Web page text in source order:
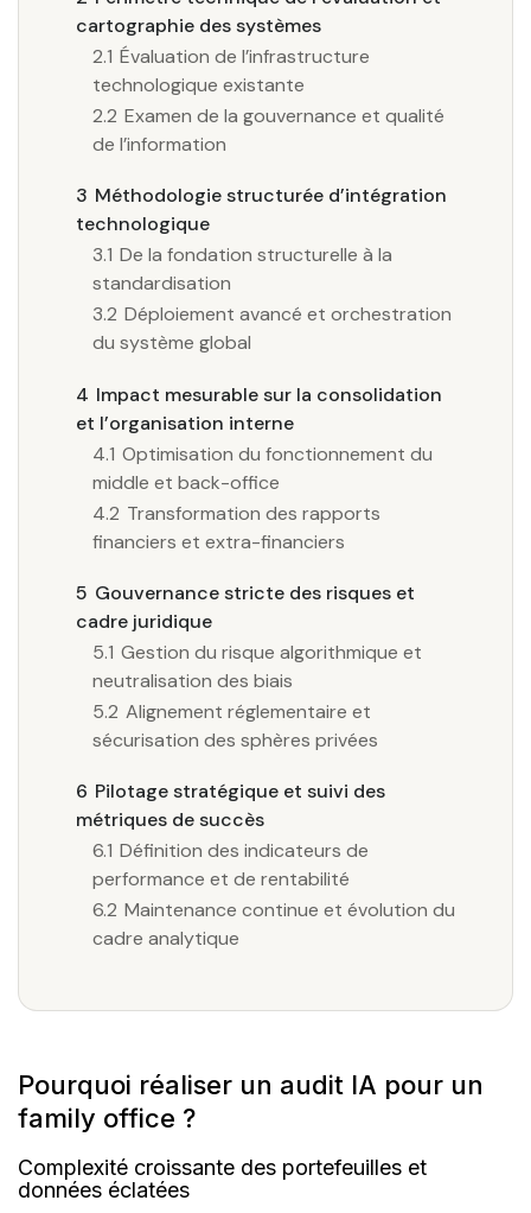
cartographie des systèmes
2.1 Évaluation de l’infrastructure
technologique existante
2.2 Examen de la gouvernance et qualité
de l’information
3 Méthodologie structurée d’intégration
technologique
3.1 De la fondation structurelle à la
standardisation
3.2 Déploiement avancé et orchestration
du système global
4 Impact mesurable sur la consolidation
et l’organisation interne
4.1 Optimisation du fonctionnement du
middle et back-office
4.2 Transformation des rapports
financiers et extra-financiers
5 Gouvernance stricte des risques et
cadre juridique
5.1 Gestion du risque algorithmique et
neutralisation des biais
5.2 Alignement réglementaire et
sécurisation des sphères privées
6 Pilotage stratégique et suivi des
métriques de succès
6.1 Définition des indicateurs de
performance et de rentabilité
6.2 Maintenance continue et évolution du
cadre analytique
Pourquoi réaliser un audit IA pour un
family office ?
Complexité croissante des portefeuilles et
données éclatées